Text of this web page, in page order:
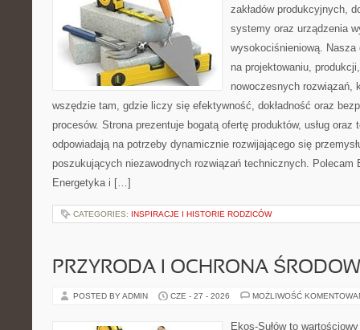
zakładów produkcyjnych,
systemy oraz urządzenia
wysokociśnieniową. Nasza
na projektowaniu,
nowoczesnych rozwiązań,
wszędzie tam, gdzie liczy się efektywność, dokładność oraz
procesów. Strona prezentuje bogatą ofertę produktów, usług oraz
odpowiadają na potrzeby dynamicznie rozwijającego się
poszukujących niezawodnych rozwiązań technicznych. Polecam
Energetyka i […]
CATEGORIES: INSPIRACJE I HISTORIE RODZICÓW
PRZYRODA I OCHRONA
POSTED BY ADMIN CZE - 27 - 2026 MOŻLIWOŚĆ
Ekos-Sułów to